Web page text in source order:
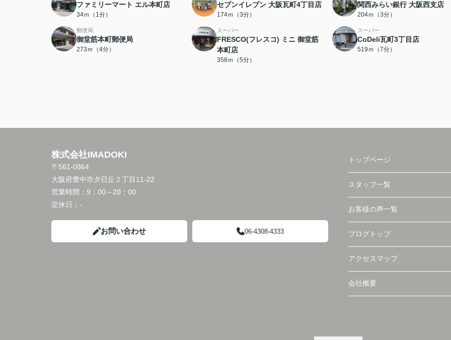
ファミリーマート エル本町店
34ｍ（1分）
セブンイレブン 大阪瓦町4丁目店
174ｍ（3分）
関西みらい銀行 大阪西支店
204ｍ（3分）
郵便局
御堂筋本町郵便局
273ｍ（4分）
スーパー
FRESCO(フレスコ) ミニ 御堂筋
本町店
358ｍ（5分）
スーパー
CoDeli瓦町3丁目店
519ｍ（7分）
株式会社IMADOKI
〒561-0864
大阪府豊中市夕日丘２丁目11-22
営業時間： 9：00～20：00
定休日： -
お問い合わせ 06-4308-4333
トップページ
スタッフ一覧
お客様の声一覧
ブログトップ
アクセスマップ
会社概要